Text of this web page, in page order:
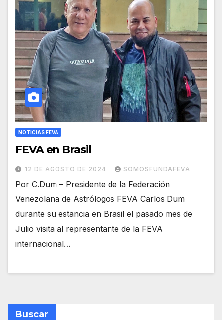
NOTICIAS FEVA
FEVA en Brasil
12 DE AGOSTO DE 2024 SOMOSFUNDAFEVA
Por C.Dum – Presidente de la Federación
Venezolana de Astrólogos FEVA Carlos Dum
durante su estancia en Brasil el pasado mes de
Julio visita al representante de la FEVA
internacional…
Buscar